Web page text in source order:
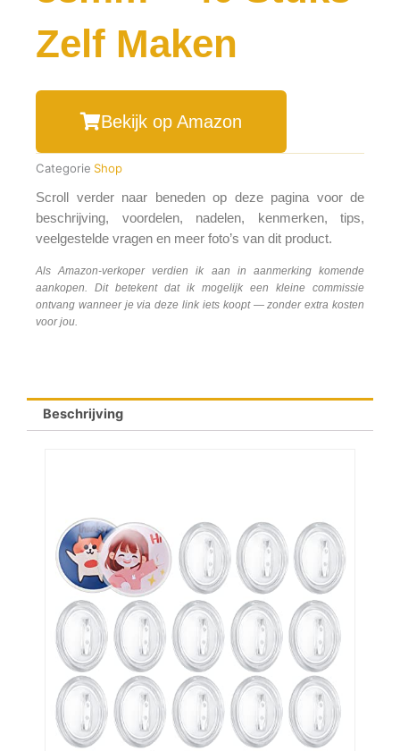
Zelf Maken
Bekijk op Amazon
Categorie Shop
Scroll verder naar beneden op deze pagina voor de
beschrijving, voordelen, nadelen, kenmerken, tips,
veelgestelde vragen en meer foto’s van dit product.
Als Amazon-verkoper verdien ik aan in aanmerking komende
aankopen. Dit betekent dat ik mogelijk een kleine commissie
ontvang wanneer je via deze link iets koopt — zonder extra kosten
voor jou.
Beschrijving